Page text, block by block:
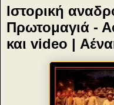
Ιστορική
Πρωτομαγιά -
και video |